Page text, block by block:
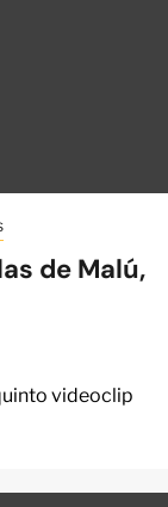
de Malú,
videoclip